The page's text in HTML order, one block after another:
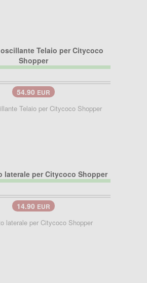
54.90 EUR
Telaio per Citycoco Shopper
14.90 EUR
laterale per Citycoco Shopper